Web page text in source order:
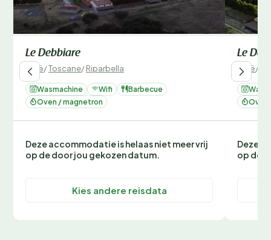
Le Debbiare
Italië/Toscane/Riparbella
Wasmachine Wifi
Barbecue
Oven / magnetron
Deze accommodatie is helaas niet meer vrij
op de door jou gekozen datum.
Kies andere reisdata
Le
Italië/
Oven
Deze
op de